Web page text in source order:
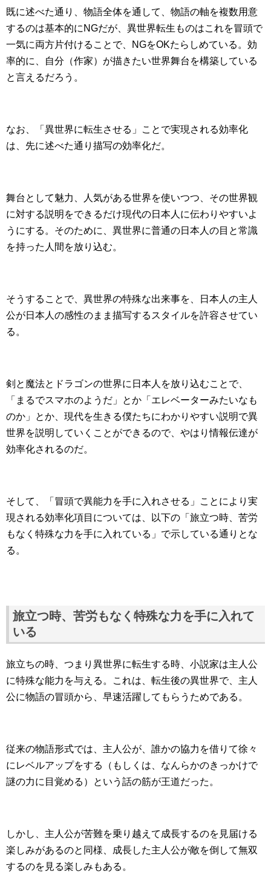
既に述べた通り、物語全体を通して、物語の軸を複数用意
するのは基本的にNGだが、異世界転生ものはこれを冒頭で
一気に両方片付けることで、NGをOKたらしめている。効
率的に、自分（作家）が描きたい世界舞台を構築している
と言えるだろう。
なお、「異世界に転生させる」ことで実現される効率化
は、先に述べた通り描写の効率化だ。
舞台として魅力、人気がある世界を使いつつ、その世界観
に対する説明をできるだけ現代の日本人に伝わりやすいよ
うにする。そのために、異世界に普通の日本人の目と常識
を持った人間を放り込む。
そうすることで、異世界の特殊な出来事を、日本人の主人
公が日本人の感性のまま描写するスタイルを許容させてい
る。
剣と魔法とドラゴンの世界に日本人を放り込むことで、
「まるでスマホのようだ」とか「エレベーターみたいなも
のか」とか、現代を生きる僕たちにわかりやすい説明で異
世界を説明していくことができるので、やはり情報伝達が
効率化されるのだ。
そして、「冒頭で異能力を手に入れさせる」ことにより実
現される効率化項目については、以下の「旅立つ時、苦労
もなく特殊な力を手に入れている」で示している通りとな
る。
旅立つ時、苦労もなく特殊な力を手に入れて
いる
旅立ちの時、つまり異世界に転生する時、小説家は主人公
に特殊な能力を与える。これは、転生後の異世界で、主人
公に物語の冒頭から、早速活躍してもらうためである。
従来の物語形式では、主人公が、誰かの協力を借りて徐々
にレベルアップをする（もしくは、なんらかのきっかけで
謎の力に目覚める）という話の筋が王道だった。
しかし、主人公が苦難を乗り越えて成長するのを見届ける
楽しみがあるのと同様、成長した主人公が敵を倒して無双
するのを見る楽しみもある。